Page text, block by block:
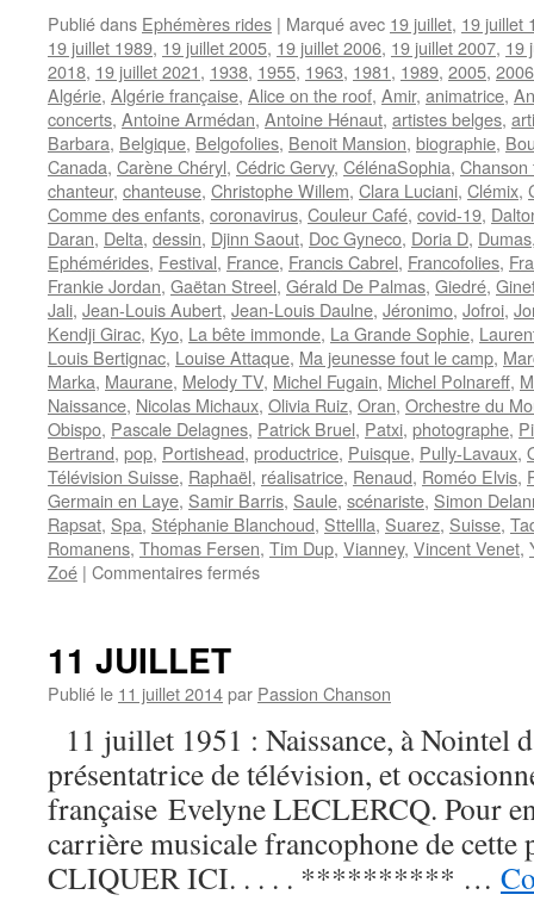
Publié dans Ephémères rides | Marqué avec 19 juillet, 19 juillet
19 juillet 1989, 19 juillet 2005, 19 juillet 2006, 19 juillet 2007, 19
2018, 19 juillet 2021, 1938, 1955, 1963, 1981, 1989, 2005, 2006
Algérie, Algérie française, Alice on the roof, Amir, animatrice,
concerts, Antoine Armédan, Antoine Hénaut, artistes belges,
Barbara, Belgique, Belgofolies, Benoit Mansion, biographie,
Canada, Carène Chéryl, Cédric Gervy, CélénaSophia, Chanson
chanteur, chanteuse, Christophe Willem, Clara Luciani, Clémix,
Comme des enfants, coronavirus, Couleur Café, covid-19,
Daran, Delta, dessin, Djinn Saout, Doc Gyneco, Doria D, Dumas
Ephémérides, Festival, France, Francis Cabrel, Francofolies,
Frankie Jordan, Gaëtan Streel, Gérald De Palmas, Giedré,
Jali, Jean-Louis Aubert, Jean-Louis Daulne, Jéronimo, Jofroi,
Kendji Girac, Kyo, La bête immonde, La Grande Sophie,
Louis Bertignac, Louise Attaque, Ma jeunesse fout le camp,
Marka, Maurane, Melody TV, Michel Fugain, Michel Polnareff,
Naissance, Nicolas Michaux, Olivia Ruiz, Oran, Orchestre du
Obispo, Pascale Delagnes, Patrick Bruel, Patxi, photographe,
Bertrand, pop, Portishead, productrice, Puisque, Pully-Lavaux,
Télévision Suisse, Raphaël, réalisatrice, Renaud, Roméo Elvis,
Germain en Laye, Samir Barris, Saule, scénariste, Simon
Rapsat, Spa, Stéphanie Blanchoud, Sttellla, Suarez, Suisse,
Romanens, Thomas Fersen, Tim Dup, Vianney, Vincent Venet,
Zoé | Commentaires ferméssur
11 JUILLET
Publié le 11 juillet 2014par Passion Chanson
11 juillet 1951 : Naissance, à Nointel
présentatrice de télévision, et
française Evelyne LECLERCQ. Pour
carrière musicale francophone de cette
CLIQUER ICI. . . . . ********** …